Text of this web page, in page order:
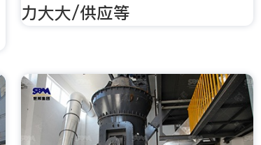
力大大/供应等